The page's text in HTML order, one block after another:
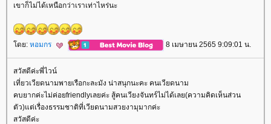
เขาก็ไม่ได้เหนือกว่าเราเท่าไหร่นะ
ดย: หอมกร 8 เมษายน 2565 9:09:01 น.
สวัสดีค่ะพี่ไวน์
เที่ยวเวียดนามพายเรือกะละมัง น่าสนุกนะคะ คนเวียดนาม
คบยากค่ะไม่ค่อยfriendlyเลยค่ะ สู้คนเวียงจันทร์ไม่ได้เลย(ความคิดเห็นส่วน
ตัว)แต่เรื่องธรรมชาติที่เวียดนามสวยงามุมากค่ะ
สวัสดีค่ะ